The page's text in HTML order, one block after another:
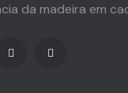
da madeira em